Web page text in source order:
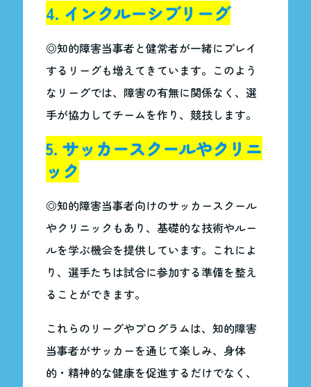
4. インクルーシブリーグ
◎知的障害当事者と健常者が一緒にプレイ
するリーグも増えてきています。このよう
なリーグでは、障害の有無に関係なく、選
手が協力してチームを作り、競技します。
5. サッカースクールやクリニ
ック
◎知的障害当事者向けのサッカースクール
やクリニックもあり、基礎的な技術やルー
ルを学ぶ機会を提供しています。これによ
り、選手たちは試合に参加する準備を整え
ることができます。
これらのリーグやプログラムは、知的障害
当事者がサッカーを通じて楽しみ、身体
的・精神的な健康を促進するだけでなく、